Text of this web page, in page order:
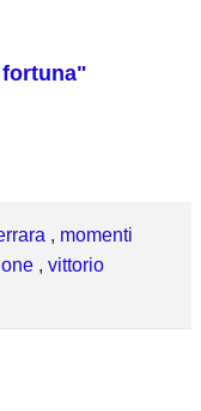
fortuna"
, momenti
, vittorio